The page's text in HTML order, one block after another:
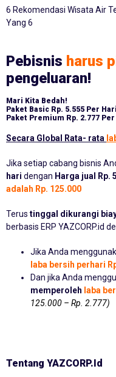
6 Rekomendasi Wisata Air
Yang 6
Pebisnis harus
pengeluaran!
Mari Kita Bedah!
Paket Basic Rp. 5.555 Per Hari
Paket Premium Rp. 2.777
Secara Global Rata- rata
Jika setiap cabang bisnis
hari dengan Harga jual Rp.
adalah Rp. 125.000
Terus tinggal dikurangi
berbasis ERP YAZCORP.id
Jika Anda
laba bersih perhari
Dan jika Anda
memperoleh laba
125.000 – Rp. 2.777)
Tentang YAZCORP.id